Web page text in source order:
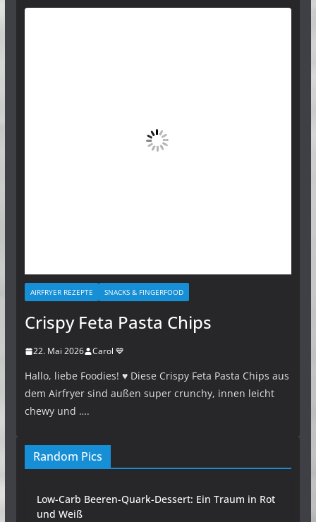
AIRFRYER REZEPTE SNACKS & FINGERFOOD
Crispy Feta Pasta Chips
22. Mai 2026 Carol 💙
Hallo, liebe Foodies! ♥︎ Diese Crispy Feta Pasta Chips aus
dem Airfryer sind außen super crunchy, innen leicht
chewy und ….
Random Pics
Low-Carb Beeren-Quark-Dessert: Ein Traum in Rot
und Weiß